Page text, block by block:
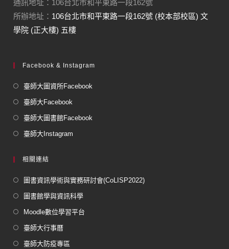
通訊地址：106台北市和平東路一段162號
所辦地址： 106台北市和平東路一段162號 (校本部校區) 文
學院 (正大樓) 五樓
Facebook & Instagram
臺師大圖資所Facebook
臺師大Facebook
臺師大圖書館Facebook
臺師大Instagram
相關連結
圖書資訊學術與實務研討會(CoLISP2022)
圖書館學與資訊科學
Moodle數位學習平台
臺師大行事曆
臺師大防疫專區